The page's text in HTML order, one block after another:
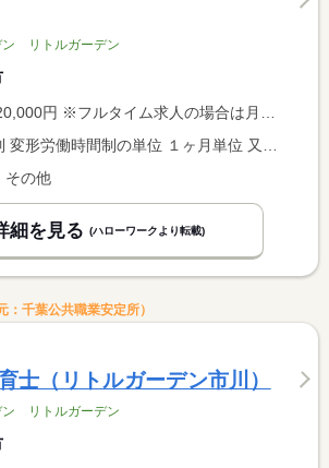
ン リトルガーデン
ム求人の場合は月額（換算額）、パート求人の場合は時間額を表示しています。
その他
細を見る (ハローワークより転載)
千葉公共職業安定所）
士（リトルガーデン市川）
ン リトルガーデン